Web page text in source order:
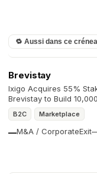
🔁 Aussi dans ce
Brevistay
Ixigo Acquires 55%
Brevistay to Build
B2C Marketplace
M&A / Corporate
— Exit